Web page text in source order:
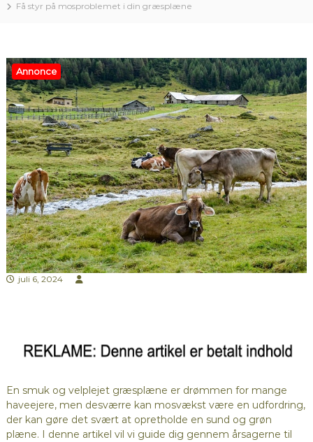
Få styr på mosproblemet i din græsplæne
Annonce
juli 6, 2024
En smuk og velplejet græsplæne er drømmen for mange
haveejere, men desværre kan mosvækst være en udfordring,
der kan gøre det svært at opretholde en sund og grøn
plæne. I denne artikel vil vi guide dig gennem årsagerne til